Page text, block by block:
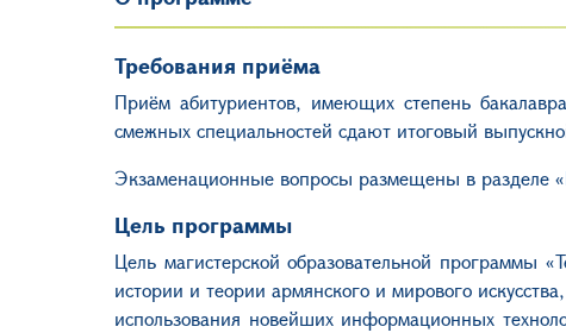
Требования приёма
Приём абитуриентов, имеющих степень
смежных специальностей сдают итоговый
Экзаменационные вопросы размещены в разделе «
Цель программы
Цель магистерской образовательной программы
истории и теории армянского и мирового
использования новейших информационных